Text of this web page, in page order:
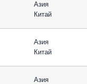
Азия
Китай
Азия
Китай
Азия